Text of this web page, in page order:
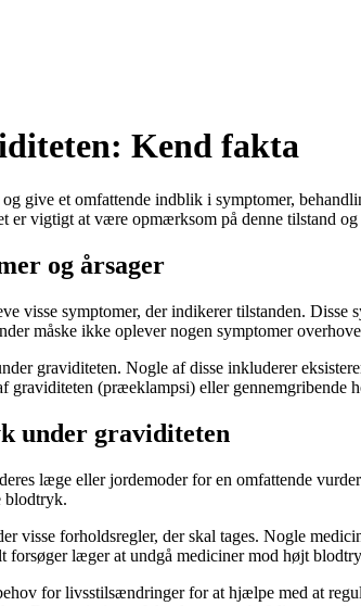
Kend fakta
give et omfattende indblik i symptomer,
er vigtigt at være opmærksom på denne tilstand
og årsager
visse symptomer, der indikerer tilstanden.
måske ikke oplever nogen symptomer
graviditeten. Nogle af disse inkluderer
(præeklampsi) eller
under graviditeten
læge eller jordemoder for en omfattende
blodtryk.
visse forholdsregler, der skal tages. Nogle
læger at undgå mediciner mod højt
for livsstilsændringer for at hjælpe med at